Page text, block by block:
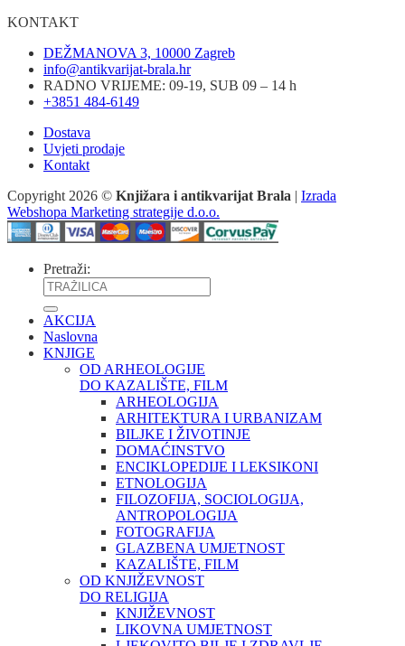
KONTAKT
DEŽMANOVA 3, 10000 Zagreb
info@antikvarijat-brala.hr
RADNO VRIJEME: 09-19, SUB 09 – 14 h
+3851 484-6149
Dostava
Uvjeti prodaje
Kontakt
Copyright 2026 © Knjižara i antikvarijat Brala | Izrada
Webshopa Marketing strategije d.o.o.
Pretraži:
AKCIJA
Naslovna
KNJIGE
OD ARHEOLOGIJE
DO KAZALIŠTE, FILM
ARHEOLOGIJA
ARHITEKTURA I URBANIZAM
BILJKE I ŽIVOTINJE
DOMAĆINSTVO
ENCIKLOPEDIJE I LEKSIKONI
ETNOLOGIJA
FILOZOFIJA, SOCIOLOGIJA,
ANTROPOLOGIJA
FOTOGRAFIJA
GLAZBENA UMJETNOST
KAZALIŠTE, FILM
OD KNJIŽEVNOST
DO RELIGIJA
KNJIŽEVNOST
LIKOVNA UMJETNOST